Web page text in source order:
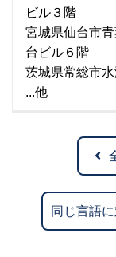
ビル３階
宮城県仙台市
台ビル６階
茨城県常総市
...他
同じ言語